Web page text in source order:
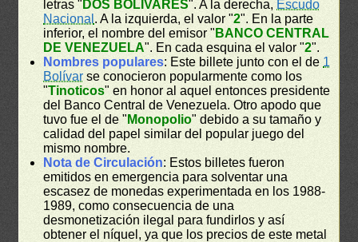
letras " DOS BOLÍVARES". A la derecha, Escudo
Nacional . A la izquierda, el valor "2". En la parte
inferior, el nombre del emisor " BANCO CENTRAL
DE VENEZUELA". En cada esquina el valor "2".
Nombres populares: Este billete junto con el de 1
Bolívar se conocieron popularmente como los
"Tinoticos" en honor al aquel entonces presidente
del Banco Central de Venezuela. Otro apodo que
tuvo fue el de " Monopolio" debido a su tamaño y
calidad del papel similar del popular juego del
mismo nombre.
Nota de Circulación: Estos billetes fueron
emitidos en emergencia para solventar una
escasez de monedas experimentada en los 1988-
1989, como consecuencia de una
desmonetización ilegal para fundirlos y así
obtener el níquel, ya que los precios de este metal